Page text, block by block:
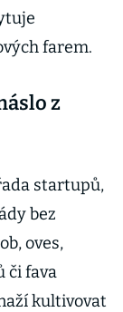
farem.
z
startupů,
bez
oves,
či fava
kultivovat